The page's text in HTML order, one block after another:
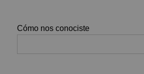
Cómo nos conociste